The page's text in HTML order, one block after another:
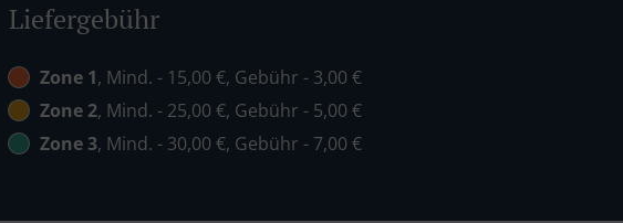
Liefergebühr
Zone 1, Mind. - 15,00 €, Gebühr - 3,00 €
Zone 2, Mind. - 25,00 €, Gebühr - 5,00 €
Zone 3, Mind. - 30,00 €, Gebühr - 7,00 €